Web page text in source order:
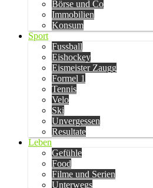
Börse und Co
Immobilien
Konsum
Sport
Fussball
Eishockey
Eismeister Zaugg
Formel 1
Tennis
Velo
Ski
Unvergessen
Resultate
Leben
Gefühle
Food
Filme und Serien
Unterwegs